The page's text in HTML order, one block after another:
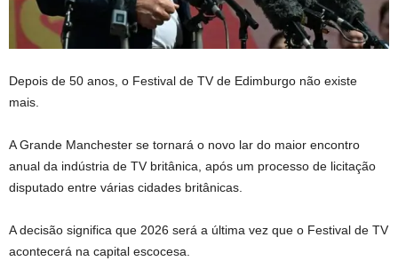
Depois de 50 anos, o Festival de TV de Edimburgo não existe
mais.
A Grande Manchester se tornará o novo lar do maior encontro
anual da indústria de TV britânica, após um processo de licitação
disputado entre várias cidades britânicas.
A decisão significa que 2026 será a última vez que o Festival de TV
acontecerá na capital escocesa.